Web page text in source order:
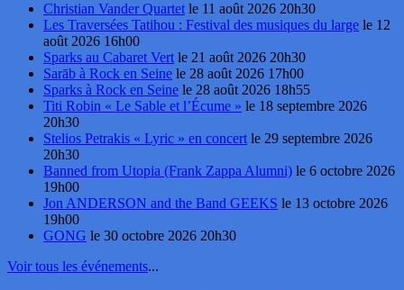
Christian Vander Quartet le 11 août 2026 20h30
Les Traversées Tatihou : Festival des musiques du large le 12
août 2026 16h00
Sparks au Cabaret Vert le 21 août 2026 20h30
Sarāb à Rock en Seine le 28 août 2026 17h00
Sparks à Rock en Seine le 28 août 2026 18h55
Titi Robin « Le Sable et l’Écume » le 18 septembre 2026
20h30
Stelios Petrakis « Lyric » en concert le 29 septembre 2026
20h30
Banned from Utopia (Frank Zappa Alumni) le 6 octobre 2026
19h00
Jon ANDERSON and the Band GEEKS le 13 octobre 2026
19h00
GONG le 30 octobre 2026 20h30
Voir tous les événements...